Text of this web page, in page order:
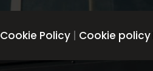
Cookie Policy| Cookie policy